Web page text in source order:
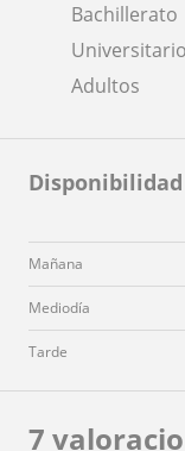
Bachillerato
Adultos
Disponibilidad
Mañana
Mediodía
Tarde
7